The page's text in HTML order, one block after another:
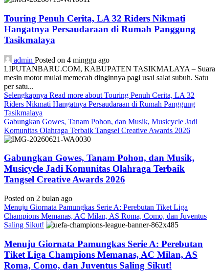
Touring Penuh Cerita, LA 32 Riders Nikmati
Hangatnya Persaudaraan di Rumah Panggung
Tasikmalaya
admin Posted on 4 minggu ago
LIPUTANBARU.COM, KABUPATEN TASIKMALAYA – Suara
mesin motor mulai memecah dinginnya pagi usai salat subuh. Satu
per satu...
Selengkapnya Read more about Touring Penuh Cerita, LA 32
Riders Nikmati Hangatnya Persaudaraan di Rumah Panggung
Tasikmalaya
Gabungkan Gowes, Tanam Pohon, dan Musik, Musicycle Jadi
Komunitas Olahraga Terbaik Tangsel Creative Awards 2026
Gabungkan Gowes, Tanam Pohon, dan Musik,
Musicycle Jadi Komunitas Olahraga Terbaik
Tangsel Creative Awards 2026
Posted on 2 bulan ago
Menuju Giornata Pamungkas Serie A: Perebutan Tiket Liga
Champions Memanas, AC Milan, AS Roma, Como, dan Juventus
Saling Sikut!
Menuju Giornata Pamungkas Serie A: Perebutan
Tiket Liga Champions Memanas, AC Milan, AS
Roma, Como, dan Juventus Saling Sikut!